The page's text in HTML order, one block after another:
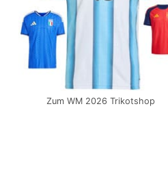
Zum WM 2026 Trikotshop